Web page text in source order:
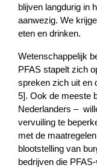
blijven langdurig in
aanwezig. We
eten en drinken.
Wetenschappelijk
PFAS stapelt zich
spreken zich uit en
5]. Ook de meeste
Nederlanders –
vervuiling te
met de
blootstelling van
bedrijven die